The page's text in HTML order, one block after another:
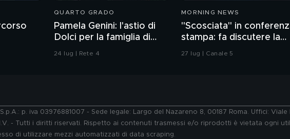
QUARTO GRADO
Pamela Genini: l'astio di
Dolci per la famiglia di
Pamela
24 lug | Rete 4
MORNING NEWS
"Scosciata" in
stampa: fa discutere la
vicesindaca di Livorno
27 lug | Canale 5
p. iva 03976881007 - Sede legale: Largo del Nazareno 8, 00187 Roma. Uffici:
- Tutti i diritti riservati. Rispetto ai contenuti trasmessi e/o riprodotti è vietata ogni
di utilizzare mezzi automatizzati di data scraping.